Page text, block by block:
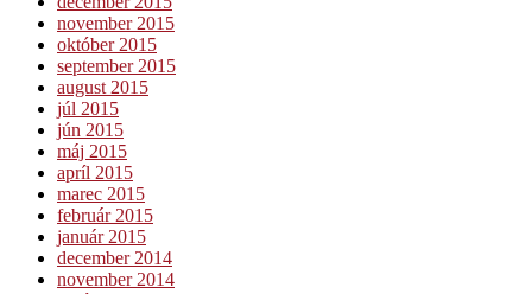
november 2015
október 2015
september 2015
august 2015
júl 2015
jún 2015
máj 2015
apríl 2015
marec 2015
február 2015
január 2015
december 2014
november 2014